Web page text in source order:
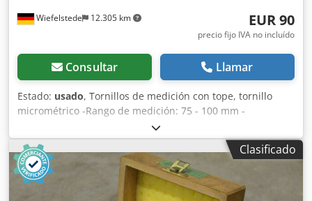
Wiefelstede 12.305 km EUR 90
precio fijo IVA no incluído
Consultar Llamar
Estado: usado, Tornillos de medición con tope, tornillo
micrométrico -Rango de medición: 75 - 100 mm -
Accesorios: ver foto -Otras medidas: disponibles -
Dimensiones de la caja: 265/125/A25 mm -Peso total: 0,8 kg
Csdpfxefn Am Uj An Ejha
Clasificado